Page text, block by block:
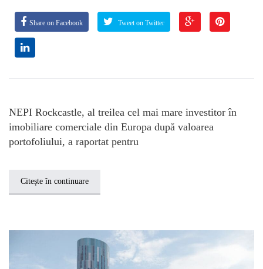
Share on Facebook Tweet on Twitter
NEPI Rockcastle, al treilea cel mai mare investitor în
imobiliare comerciale din Europa după valoarea
portofoliului, a raportat pentru
Citește în continuare